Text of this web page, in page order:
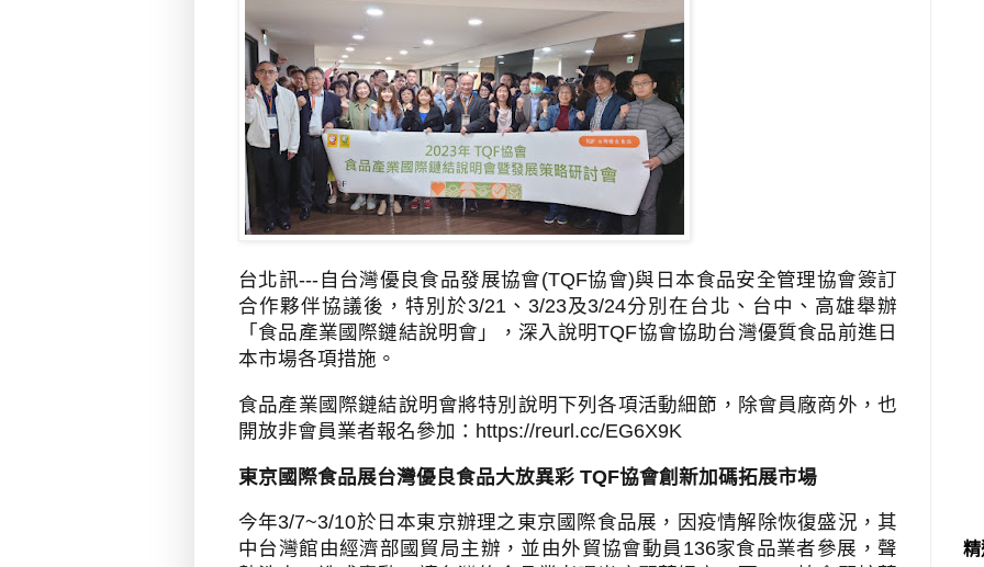
台北訊---自台灣優良食品發展協會(TQF協會)與日本食品安全管理協會簽訂
合作夥伴協議後，特別於3/21、 3/23及3/24分別在台北、台中、高雄舉辦
「食品產業國際鏈結說明會」，深入說明TQF協會協助台灣優質食品前進日
本市場各項措施。
食品產業國際鏈結說明會將特別說明下列各項活動細節，除會員廠商外，也
開放非會員業者報名參加： https://reurl.cc/EG6X9K
東京國際食品展台灣優良食品大放異彩 TQF協會創新加碼拓展市場
今年3/7~3/10於日本東京辦理之東京國際食品展，因疫情解除恢復盛況，其
中台灣館由經濟部國貿局主辦，並由外貿協會動員 136家食品業者參展，聲
精